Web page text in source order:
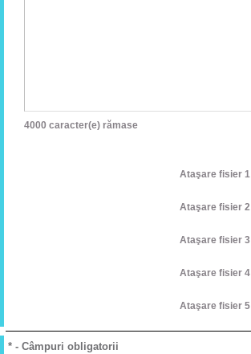
4000 caracter(e) rămase
Ataşare fisier 1
Ataşare fisier 2
Ataşare fisier 3
Ataşare fisier 4
Ataşare fisier 5
* - Câmpuri obligatorii